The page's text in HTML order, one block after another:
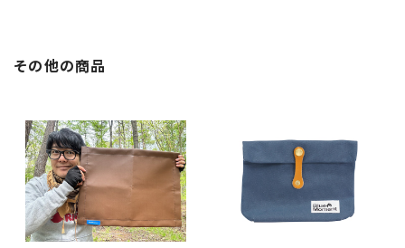
その他の商品